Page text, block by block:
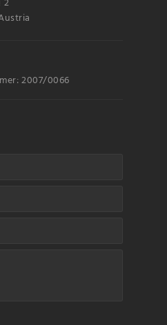
2
2007/0066
the privacy
of this site